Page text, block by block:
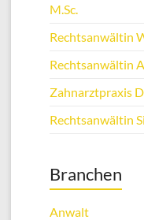
M.Sc.
Rechtsanwältin
Rechtsanwältin
Zahnarztpraxis
Rechtsanwältin
Branchen
Anwalt